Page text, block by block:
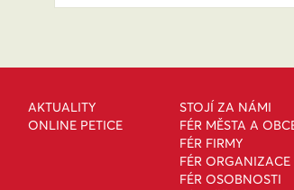
AKTUALITY
ONLINE PETICE
STOJÍ ZA NÁMI
FÉR MĚSTA A
FÉR FIRMY
FÉR ORGANIZACE
FÉR OSOBNOSTI